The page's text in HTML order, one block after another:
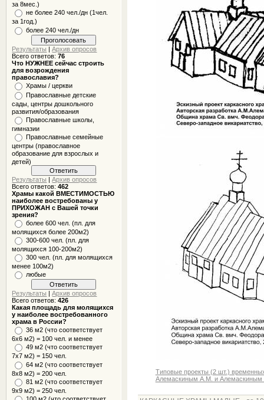
за 8мес.)
не более 240 чел./дн (1чел.
за 1год.)
более 240 чел./дн
Результаты |Архив опросов
Всего ответов:76
Что НУЖНЕЕ сейчас строить
для возрождения
православия?
Храмы / церкви
Православные детские
сады, центры дошкольного
развития/образования
Православные школы,
гимназии
Православные семейные
центры (православное
образование для взрослых и
детей)
Результаты |Архив опросов
Всего ответов:462
Храмы какой ВМЕСТИМОСТЬЮ
наиболее востребованы у
ПРИХОЖАН с Вашей точки
зрения?
более 600 чел. (пл. для
молящихся более 200м2)
300-600 чел. (пл. для
молящихся 100-200м2)
300 чел. (пл. для молящихся
менее 100м2)
любые
Результаты |Архив опросов
Всего ответов:426
Какая площадь для молящихся
у наиболее востребованного
храма в России?
36 м2 (что соответствует
6x6 м2) = 100 чел. и менее
49 м2 (что соответствует
7x7 м2) = 150 чел.
64 м2 (что соответствует
8x8 м2) = 200 чел.
81 м2 (что соответствует
9х9 м2) = 250 чел.
Типовые проекты (2 шт.)
Алемаскиным А.М. и